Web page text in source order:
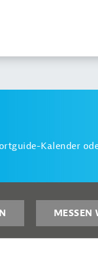
Kalender
MESSEN